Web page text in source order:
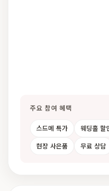
주요 참여 혜택
스드메 특가 웨딩홀 할
현장 사은품
무료 상담